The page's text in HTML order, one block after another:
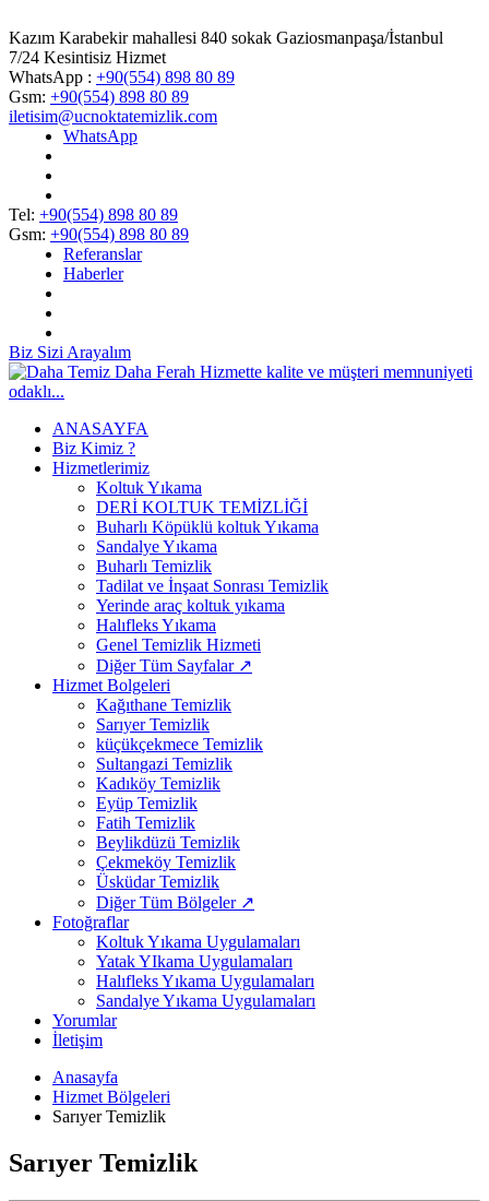
Kazım Karabekir mahallesi 840 sokak Gaziosmanpaşa/İstanbul
7/24 Kesintisiz Hizmet
WhatsApp : +90(554) 898 80 89
Gsm: +90(554) 898 80 89
iletisim@ucnoktatemizlik.com
WhatsApp
Tel: +90(554) 898 80 89
Gsm: +90(554) 898 80 89
Referanslar
Haberler
Biz Sizi Arayalım
ANASAYFA
Biz Kimiz ?
Hizmetlerimiz
Koltuk Yıkama
DERİ KOLTUK TEMİZLİĞİ
Buharlı Köpüklü koltuk Yıkama
Sandalye Yıkama
Buharlı Temizlik
Tadilat ve İnşaat Sonrası Temizlik
Yerinde araç koltuk yıkama
Halıfleks Yıkama
Genel Temizlik Hizmeti
Diğer Tüm Sayfalar ↗
Hizmet Bolgeleri
Kağıthane Temizlik
Sarıyer Temizlik
küçükçekmece Temizlik
Sultangazi Temizlik
Kadıköy Temizlik
Eyüp Temizlik
Fatih Temizlik
Beylikdüzü Temizlik
Çekmeköy Temizlik
Üsküdar Temizlik
Diğer Tüm Bölgeler ↗
Fotoğraflar
Koltuk Yıkama Uygulamaları
Yatak YIkama Uygulamaları
Halıfleks Yıkama Uygulamaları
Sandalye Yıkama Uygulamaları
Yorumlar
İletişim
Anasayfa
Hizmet Bölgeleri
Sarıyer Temizlik
Sarıyer Temizlik